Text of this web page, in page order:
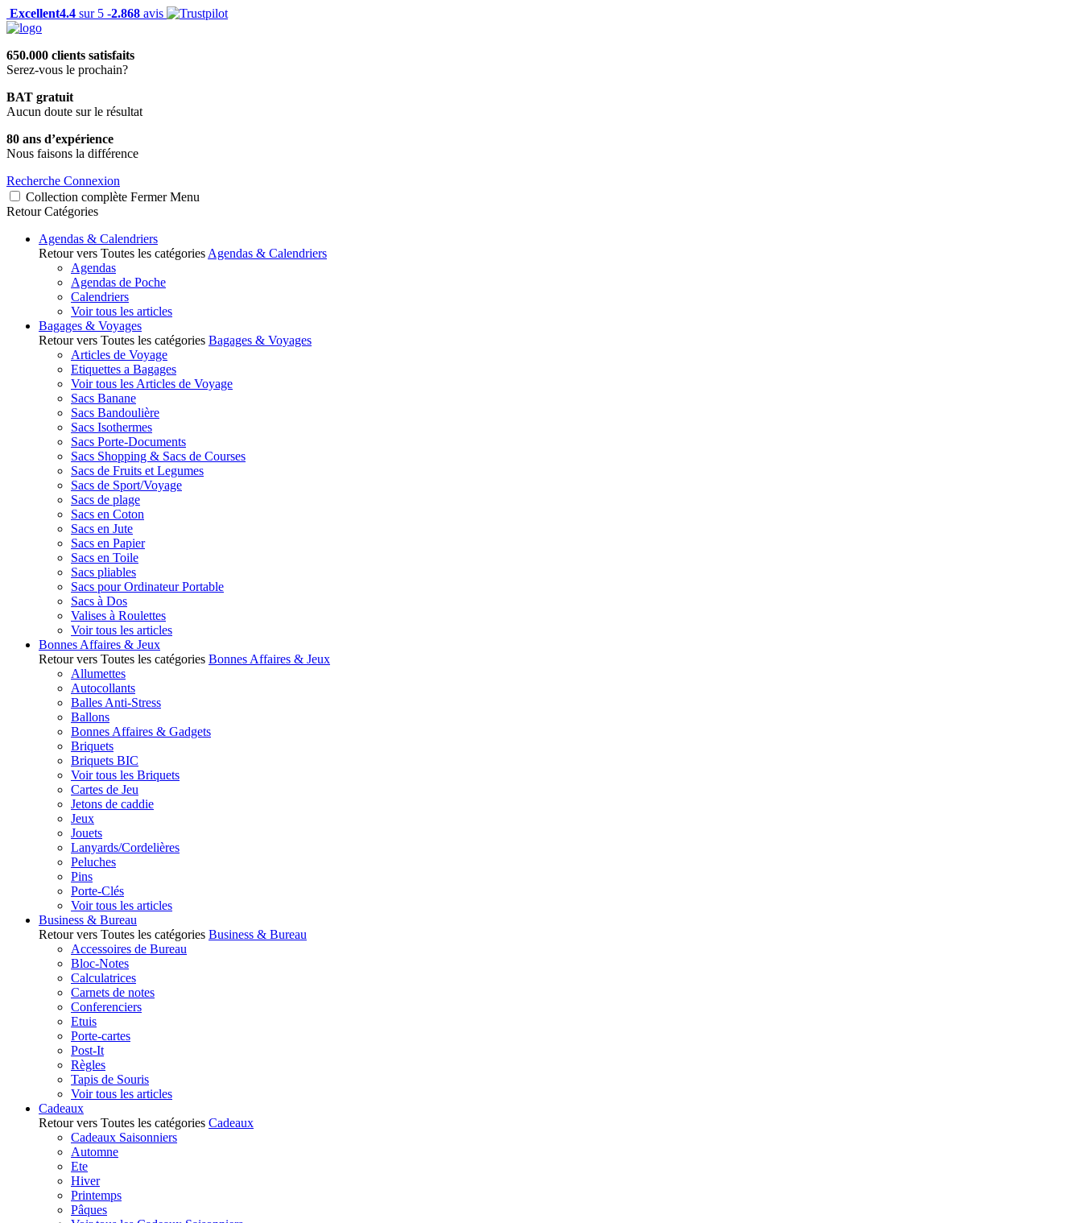
Excellent4.4 sur 5 -2.868 avis
650.000 clients satisfaits
Serez-vous le prochain?
BAT gratuit
Aucun doute sur le résultat
80 ans d’expérience
Nous faisons la différence
Recherche Connexion
Collection complète Fermer Menu
Retour Catégories
Agendas & Calendriers
Retour vers Toutes les catégories Agendas & Calendriers
Agendas
Agendas de Poche
Calendriers
Voir tous les articles
Bagages & Voyages
Retour vers Toutes les catégories Bagages & Voyages
Articles de Voyage
Etiquettes a Bagages
Voir tous les Articles de Voyage
Sacs Banane
Sacs Bandoulière
Sacs Isothermes
Sacs Porte-Documents
Sacs Shopping & Sacs de Courses
Sacs de Fruits et Legumes
Sacs de Sport/Voyage
Sacs de plage
Sacs en Coton
Sacs en Jute
Sacs en Papier
Sacs en Toile
Sacs pliables
Sacs pour Ordinateur Portable
Sacs à Dos
Valises à Roulettes
Voir tous les articles
Bonnes Affaires & Jeux
Retour vers Toutes les catégories Bonnes Affaires & Jeux
Allumettes
Autocollants
Balles Anti-Stress
Ballons
Bonnes Affaires & Gadgets
Briquets
Briquets BIC
Voir tous les Briquets
Cartes de Jeu
Jetons de caddie
Jeux
Jouets
Lanyards/Cordelières
Peluches
Pins
Porte-Clés
Voir tous les articles
Business & Bureau
Retour vers Toutes les catégories Business & Bureau
Accessoires de Bureau
Bloc-Notes
Calculatrices
Carnets de notes
Conferenciers
Etuis
Porte-cartes
Post-It
Règles
Tapis de Souris
Voir tous les articles
Cadeaux
Retour vers Toutes les catégories Cadeaux
Cadeaux Saisonniers
Automne
Ete
Hiver
Printemps
Pâques